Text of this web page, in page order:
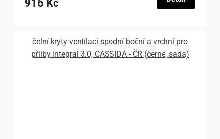
916 Kč
čelní kryty ventilací spodní boční a vrchní pro
přilby Integral 3.0, CASSIDA - ČR (černé, sada)